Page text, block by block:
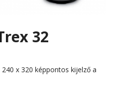
32
x 320 képpontos kijelző a